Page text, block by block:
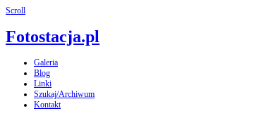
Scroll
Fotostacja.pl
Galeria
Blog
Linki
Szukaj/Archiwum
Kontakt